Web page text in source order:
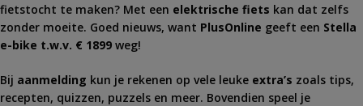
fietstocht te maken? Met een elektrische fiets kan dat zelfs
zonder moeite. Goed nieuws, want PlusOnline geeft een Stella
e-bike t.w.v. € 1899 weg!
Bij aanmelding kun je rekenen op vele leuke extra’s zoals tips,
recepten, quizzen, puzzels en meer. Bovendien speel je